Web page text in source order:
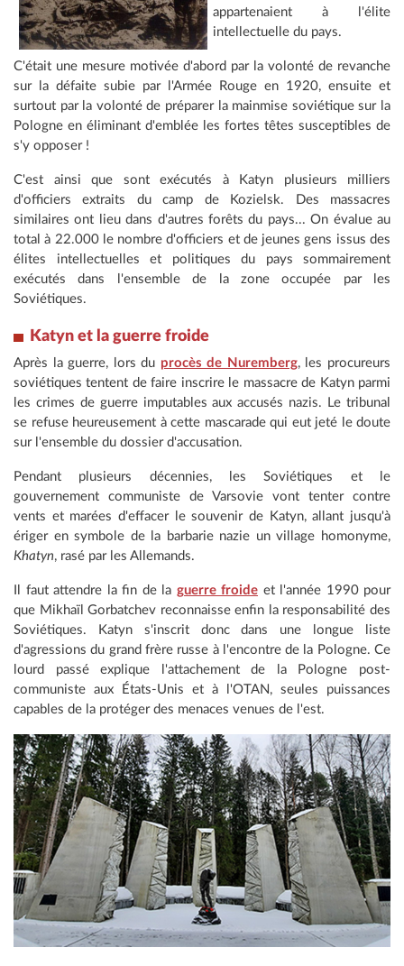
appartenaient à l'élite
intellectuelle du pays.
C'était une mesure motivée d'abord par la volonté de revanche
sur la défaite subie par l'Armée Rouge en 1920, ensuite et
surtout par la volonté de préparer la mainmise soviétique sur la
Pologne en éliminant d'emblée les fortes têtes susceptibles de
s'y opposer !
C'est ainsi que sont exécutés à Katyn plusieurs milliers
d'officiers extraits du camp de Kozielsk. Des massacres
similaires ont lieu dans d'autres forêts du pays... On évalue au
total à 22.000 le nombre d'officiers et de jeunes gens issus des
élites intellectuelles et politiques du pays sommairement
exécutés dans l'ensemble de la zone occupée par les
Soviétiques.
Katyn et la guerre froide
Après la guerre, lors du procès de Nuremberg, les procureurs
soviétiques tentent de faire inscrire le massacre de Katyn parmi
les crimes de guerre imputables aux accusés nazis. Le tribunal
se refuse heureusement à cette mascarade qui eut jeté le doute
sur l'ensemble du dossier d'accusation.
Pendant plusieurs décennies, les Soviétiques et le
gouvernement communiste de Varsovie vont tenter contre
vents et marées d'effacer le souvenir de Katyn, allant jusqu'à
ériger en symbole de la barbarie nazie un village homonyme,
Khatyn, rasé par les Allemands.
Il faut attendre la fin de la guerre froide et l'année 1990 pour
que Mikhaïl Gorbatchev reconnaisse enfin la responsabilité des
Soviétiques. Katyn s'inscrit donc dans une longue liste
d'agressions du grand frère russe à l'encontre de la Pologne. Ce
lourd passé explique l'attachement de la Pologne post-
communiste aux États-Unis et à l'OTAN, seules puissances
capables de la protéger des menaces venues de l'est.